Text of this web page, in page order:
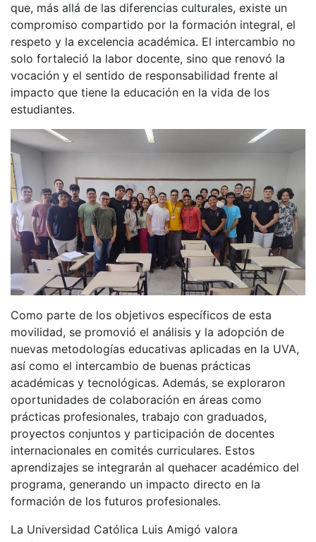
que, más allá de las diferencias culturales, existe un
compromiso compartido por la formación integral, el
respeto y la excelencia académica. El intercambio no
solo fortaleció la labor docente, sino que renovó la
vocación y el sentido de responsabilidad frente al
impacto que tiene la educación en la vida de los
estudiantes.
Como parte de los objetivos específicos de esta
movilidad, se promovió el análisis y la adopción de
nuevas metodologías educativas aplicadas en la UVA,
así como el intercambio de buenas prácticas
académicas y tecnológicas. Además, se exploraron
oportunidades de colaboración en áreas como
prácticas profesionales, trabajo con graduados,
proyectos conjuntos y participación de docentes
internacionales en comités curriculares. Estos
aprendizajes se integrarán al quehacer académico del
programa, generando un impacto directo en la
formación de los futuros profesionales.
La Universidad Católica Luis Amigó valora